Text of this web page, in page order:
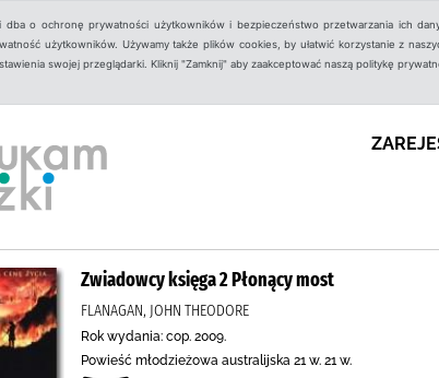
dba o ochronę prywatności użytkowników i bezpieczeństwo przetwarzania ich
użytkowników. Używamy także plików cookies, by ułatwić korzystanie z
swojej przeglądarki. Kliknij "Zamknij" aby zaakceptować naszą politykę
Zwiadowcy księga 2 Płonący most
FLANAGAN, JOHN THEODORE
Rok wydania: cop. 2009.
Powieść młodzieżowa australijska 21 w. 21 w.